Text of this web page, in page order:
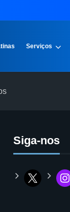
Serviços
Siga-nos